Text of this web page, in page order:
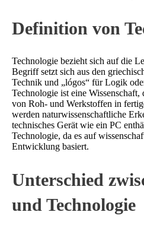
Definition von
Technologie bezieht sich auf die
Begriff setzt sich aus den
Technik und „lógos“ für Logik
Technologie ist eine
von Roh- und Werkstoffen in
werden naturwissenschaftliche
technisches Gerät wie ein PC
Technologie, da es auf
Entwicklung basiert.
Unterschied
und Technologie